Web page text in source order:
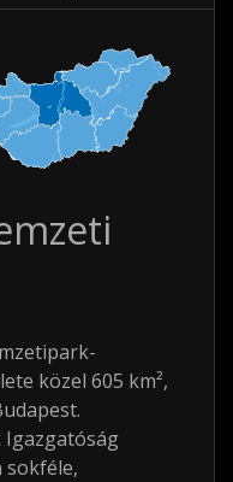
közel 605 km²,
Igazgatóság
sokféle,